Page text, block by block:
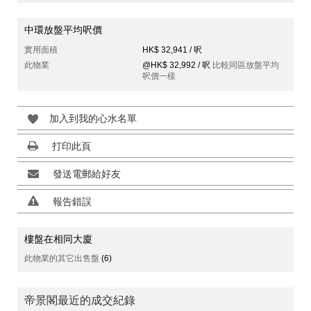
中環放盤平均呎價
實用面積
HK$ 32,941 / 呎
此物業
@HK$ 32,992 / 呎 比較同區放盤平均
呎價一樣
加入到我的心水名單
打印此頁
發送電郵給好友
報告錯誤
樓盤在相同大廈
此物業的其它出售盤 (6)
帝景閣最近的成交紀錄